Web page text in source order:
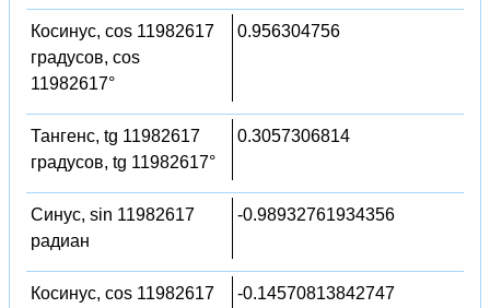
Косинус, cos 11982617
градусов, cos
11982617°
0.956304756
Тангенс, tg 11982617
градусов, tg 11982617°
0.3057306814
Синус, sin 11982617
радиан
-0.98932761934356
Косинус, cos 11982617
-0.14570813842747